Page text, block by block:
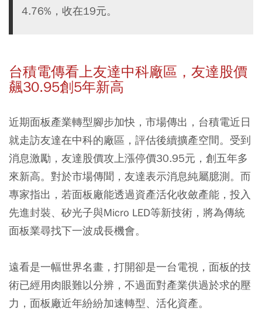
4.76%，收在19元。
台積電傳看上友達中科廠區，友達股價
飆30.95創5年新高
近期面板產業轉型腳步加快，市場傳出，台積電近日
就走訪友達在中科的廠區，評估後續擴產空間。受到
消息激勵，友達股價攻上漲停價30.95元，創五年多
來新高。對於市場傳聞，友達表示消息純屬臆測。而
專家指出，若面板廠能透過資產活化收斂產能，投入
先進封裝、矽光子與Micro LED等新技術，將為傳統
面板業尋找下一波成長機會。
遠看是一幅世界名畫，打開卻是一台電視，面板的技
術已經用肉眼難以分辨，不過面對產業供過於求的壓
力，面板廠近年紛紛加速轉型、活化資產。